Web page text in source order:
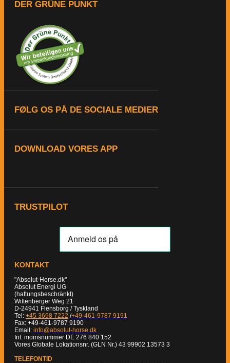
DER GRÜNE PUNKT
FØLG OS PÅ DE SOCIALE MEDIER
DOWNLOAD VORES APP
TRUSTPILOT
KONTAKT
"Absolut-Horse.dk"
Absolut Energi UG
(haftungsbeschränkt)
Wittenberger Weg 21
D-24941 Flensborg / Tyskland
Tel: +45 3698 7222 /+49-461-9787 9191
Fax: +49-461-9787 9190
Email: info@absolut-horse.dk
Int. momsnummer DE 276 840 152
Vores Globale Lokationsnr. (GLN Nr.) 43 99902 13573 3
TELEFONTID